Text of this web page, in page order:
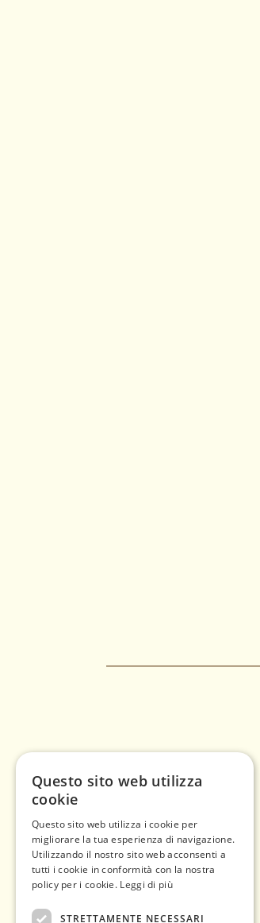
Questo sito web utilizza
cookie
Questo sito web utilizza i cookie per
migliorare la tua esperienza di navigazione.
Utilizzando il nostro sito web acconsenti a
tutti i cookie in conformità con la nostra
policy per i cookie. Leggi di più
STRETTAMENTE NECESSARI